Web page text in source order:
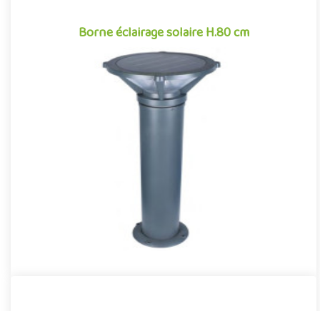
Borne éclairage solaire H.80 cm
Borne éclairage solaire H.80 cm
Borne solaire à LED pour aménagements extérieurs (parcs,
jardins, squares...). Borne lumineuse de 80 centimètre de hauteur
Offre partenaire